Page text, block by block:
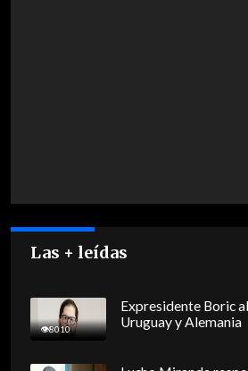
Las + leídas
8010
Expresidente Boric
Uruguay y Alemania